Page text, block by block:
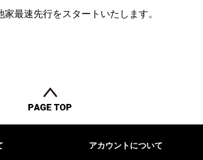
最速先行をスタートいたします。
アカウントについて